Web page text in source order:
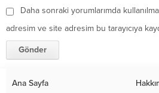
Daha sonraki yorumlarımda
adresim ve site adresim bu tarayıcıya
Ana Sayfa